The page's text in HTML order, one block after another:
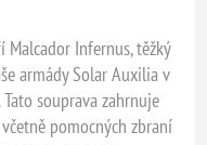
Infernus, těžký
armády Solar Auxilia v
souprava zahrnuje
pomocných zbraní